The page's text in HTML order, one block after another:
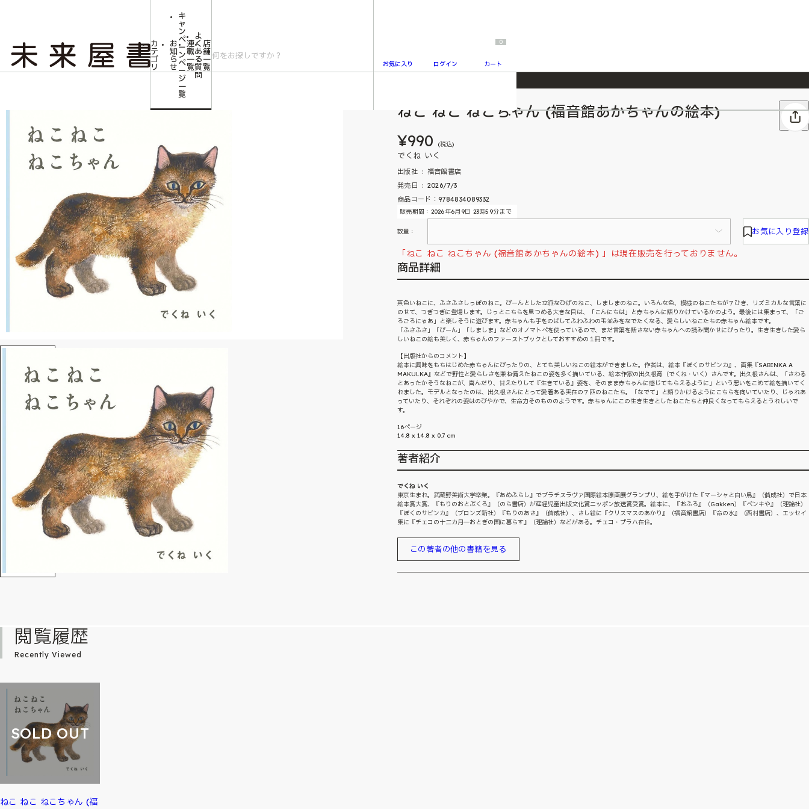
2026/7/23 『ONE PIECE magazine 021 ONE PIECEカード付き同梱版』発売延期のご案内
カ
テ
ゴ
リ
お
知
ら
せ
キ
ャ
ン
ペ
ー
ン
ペ
ー
ジ
一
覧
連
載
一
覧
よ
く
あ
る
質
問
店
舗
一
覧
お気に入り ログイン
0
カート
ねこ ねこ ねこちゃん (福音館あかちゃんの絵本)
ねこ ねこ ねこちゃん (福音館あかちゃんの絵本)
¥990 (税込)
でくね いく
出版社 ‏ : ‎ 福音館書店
発売日 ‏ : ‎ 2026/7/3
商品コード：9784834089332
販売期間：2026年6月9日 23時59分まで
数量： お気に入り登録
「ねこ ねこ ねこちゃん (福音館あかちゃんの絵本) 」は現在販売を行っておりません。
商品詳細
茶色いねこに、ふさふさしっぽのねこ。ぴーんとした立派なひげのねこ、しましまのねこ。いろんな色、模様のねこたちが７ひき、リズミカルな言葉に
のせて、つぎつぎに登場します。じっとこちらを見つめる大きな目は、「こんにちは」と赤ちゃんに語りかけているかのよう。最後には集まって、「ご
ろごろにゃあ」と楽しそうに遊びます。赤ちゃんも手をのばしてふわふわの毛並みをなでたくなる、愛らしいねこたちの赤ちゃん絵本です。
「ふさふさ」「ぴーん」「しましま」などのオノマトペを使っているので、まだ言葉を話さない赤ちゃんへの読み聞かせにぴったり。生き生きした愛ら
しいねこの絵も美しく、赤ちゃんのファーストブックとしておすすめの１冊です。
【出版社からのコメント】
絵本に興味をもちはじめた赤ちゃんにぴったりの、とても美しいねこの絵本ができました。作者は、絵本『ぼくのサビンカ』、画集『SABINKA A
MAKULKA』などで野性と愛らしさを兼ね備えたねこの姿を多く描いている、絵本作家の出久根育（でくね・いく）さんです。出久根さんは、「さわる
とあったかそうなねこが、喜んだり、甘えたりして『生きている』姿を、そのまま赤ちゃんに感じてもらえるように」という思いをこめて絵を描いてく
れました。モデルとなったのは、出久根さんにとって愛着ある実在の７匹のねこたち。「なでて」と語りかけるようにこちらを向いていたり、じゃれあ
っていたり、それぞれの姿はのびやかで、生命力そのもののようです。赤ちゃんにこの生き生きとしたねこたちと仲良くなってもらえるとうれしいで
す。
16ページ
14.8 x 14.8 x 0.7 cm
著者紹介
でくね いく
東京生まれ。武蔵野美術大学卒業。『あめふらし』でブラチスラヴァ国際絵本原画展グランプリ、絵を手がけた『マーシャと白い鳥』（偕成社）で日本
絵本賞大賞、『もりのおとぶくろ』（のら書店）が産経児童出版文化賞ニッポン放送賞受賞。絵本に、『おふろ』（Gakken）『ペンキや』（理論社）
『ぼくのサビンカ』（ブロンズ新社）『もりのあさ』（偕成社）、さし絵に『クリスマスのあかり』（福音館書店）『命の水』（西村書店）、エッセイ
集に『チェコの十二カ月―おとぎの国に暮らす』（理論社）などがある。チェコ・プラハ在住。
この著者の他の書籍を見る
閲覧履歴
Recently Viewed
SOLD OUT
ねこ ねこ ねこちゃん (福